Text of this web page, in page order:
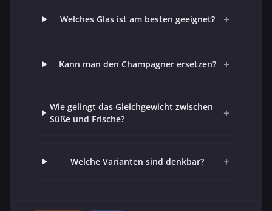
Welches Glas ist am besten geeignet? +
Kann man den Champagner ersetzen? +
Wie gelingt das Gleichgewicht zwischen
Süße und Frische?
+
Welche Varianten sind denkbar? +